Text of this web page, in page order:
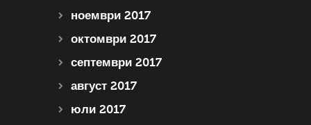
ноември 2017
октомври 2017
септември 2017
август 2017
юли 2017